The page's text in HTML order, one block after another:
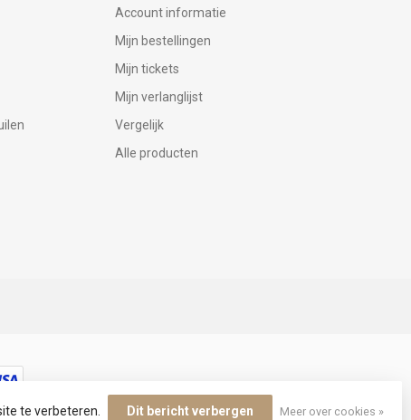
Account informatie
Mijn bestellingen
Mijn tickets
Mijn verlanglijst
Vergelijk
Alle producten
te verbeteren. Dit bericht verbergen Meer over cookies »